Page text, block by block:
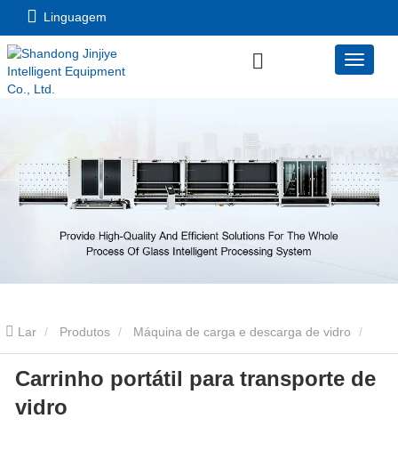
Linguagem
Lar Produtos Máquina de carga e descarga de vidro
Carrinho portátil para transporte de vidro
Carrinho portátil para transporte de
vidro